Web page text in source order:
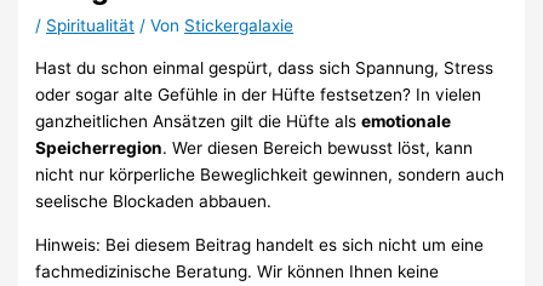
/ Spiritualität / Von Stickergalaxie
Hast du schon einmal gespürt, dass sich Spannung, Stress
oder sogar alte Gefühle in der Hüfte festsetzen? In vielen
ganzheitlichen Ansätzen gilt die Hüfte alsemotionale
Speicherregion. Wer diesen Bereich bewusst löst, kann
nicht nur körperliche Beweglichkeit gewinnen, sondern auch
seelische Blockaden abbauen.
Hinweis: Bei diesem Beitrag handelt es sich nicht um eine
fachmedizinische Beratung. Wir können Ihnen keine